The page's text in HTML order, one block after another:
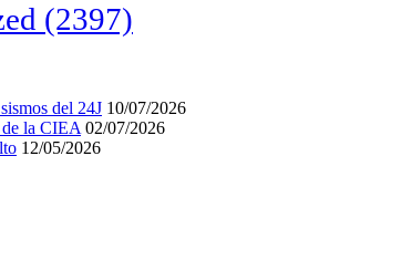
(2397)
del 24J 10/07/2026
de la CIEA 02/07/2026
12/05/2026